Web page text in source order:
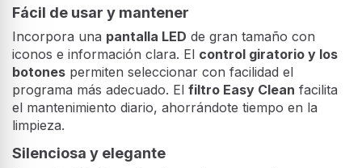
Fácil de usar y mantener
Incorpora una pantalla LED de gran tamaño con
iconos e información clara. El control giratorio y los
botones permiten seleccionar con facilidad el
programa más adecuado. El filtro Easy Clean facilita
el mantenimiento diario, ahorrándote tiempo en la
limpieza.
Silenciosa y elegante